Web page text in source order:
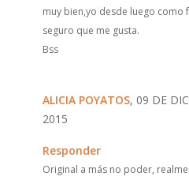
muy bien,yo desde luego como
seguro que me gusta.
Bss
ALICIA POYATOS, 09 DE
2015
Responder
Original a más no poder,